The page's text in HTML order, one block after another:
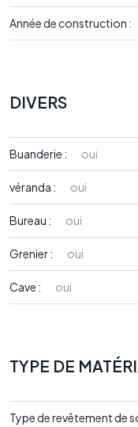
Année de construction :
DIVERS
Buanderie : oui
véranda : oui
Bureau : oui
Grenier : oui
Cave : oui
TYPE DE
Type de revêtement de